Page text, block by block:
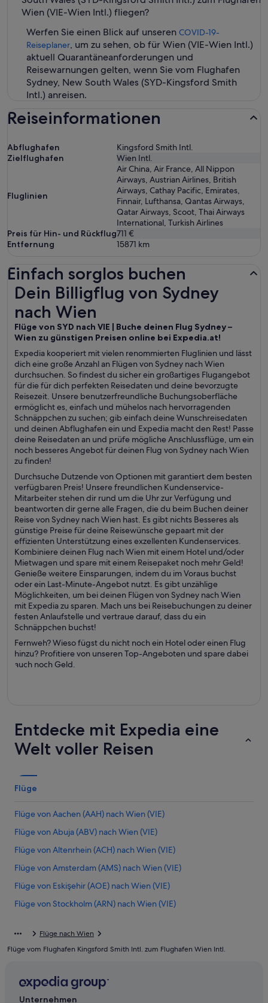
Wien (VIE-Wien Intl.) fliegen?
Werfen Sie einen Blick auf unseren COVID-19-
Reiseplaner, um zu sehen, ob für Wien (VIE-Wien Intl.)
aktuell Quarantäneanforderungen und
Reisewarnungen gelten, wenn Sie vom Flughafen
Sydney, New South Wales (SYD-Kingsford Smith
Intl.) anreisen.
Reiseinformationen
Abflughafen
Kingsford Smith Intl.
Zielflughafen
Wien Intl.
Fluglinien
Air China, Air France, All Nippon
Airways, Austrian Airlines, British
Airways, Cathay Pacific, Emirates,
Finnair, Lufthansa, Qantas Airways,
Qatar Airways, Scoot, Thai Airways
International, Turkish Airlines
Preis für Hin- und Rückflug711 €
Entfernung
15871 km
Einfach sorglos buchen
Dein Billigflug von Sydney
nach Wien
Flüge von SYD nach VIE | Buche deinen Flug Sydney –
Wien zu günstigen Preisen online bei Expedia.at!
Expedia kooperiert mit vielen renommierten Fluglinien und lässt
dich eine große Anzahl an Flügen von Sydney nach Wien
durchsuchen. So findest du sicher ein großartiges Flugangebot
für die für dich perfekten Reisedaten und deine bevorzugte
Reisezeit. Unsere benutzerfreundliche Buchungsoberfläche
ermöglicht es, einfach und mühelos nach hervorragenden
Schnäppchen zu suchen; gib einfach deine Wunschreisedaten
und deinen Abflughafen ein und Expedia macht den Rest! Passe
deine Reisedaten an und prüfe mögliche Anschlussflüge, um ein
noch besseres Angebot für deinen Flug von Sydney nach Wien
zu finden!
Durchsuche Dutzende von Optionen mit garantiert dem besten
verfügbaren Preis! Unsere freundlichen Kundenservice-
Mitarbeiter stehen dir rund um die Uhr zur Verfügung und
beantworten dir gerne alle Fragen, die du beim Buchen deiner
Reise von Sydney nach Wien hast. Es gibt nichts Besseres als
günstige Preise für deine Reisewünsche gepaart mit der
effizienten Unterstützung eines exzellenten Kundenservices.
Kombiniere deinen Flug nach Wien mit einem Hotel und/oder
Mietwagen und spare mit einem Reisepaket noch mehr Geld!
Genieße weitere Einsparungen, indem du im Voraus buchst
oder ein Last-Minute-Angebot nutzt. Es gibt unzählige
Möglichkeiten, um bei deinen Flügen von Sydney nach Wien
mit Expedia zu sparen. Mach uns bei Reisebuchungen zu deiner
festen Anlaufstelle und vertraue darauf, dass du ein
Schnäppchen buchst!
Fernweh? Wieso fügst du nicht noch ein Hotel oder einen Flug
hinzu? Profitiere von unseren Top-Angeboten und spare dabei
auch noch Geld.
Dein Billigflug von Sydney nach Wien
Entdecke mit Expedia eine
Welt voller Reisen
Flüge
Flüge von Aachen (AAH) nach Wien (VIE)
Flüge von Abuja (ABV) nach Wien (VIE)
Flüge von Altenrhein (ACH) nach Wien (VIE)
Flüge von Amsterdam (AMS) nach Wien (VIE)
Flüge von Eskişehir (AOE) nach Wien (VIE)
Flüge von Stockholm (ARN) nach Wien (VIE)
Flüge von Appleton (ATW) nach Wien (VIE)
Flüge von Bukarest (BBU) nach Wien (VIE)
Flüge nach Wien
Flüge vom Flughafen Kingsford Smith Intl. zum Flughafen Wien Intl.
Unternehmen